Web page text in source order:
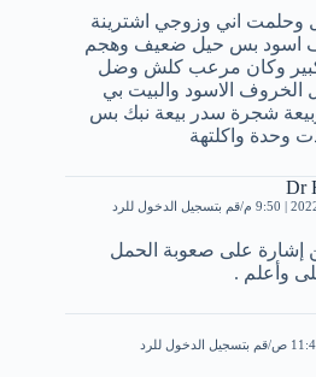
وحلمت اني وزوجي اشترينة
اسود بس حيل ضعيف وهجم
وكان مرعب كلش وضل
الخروف الاسود والبيت بي
شجرة سدر بيعة نبك بس
وحدة واكلتهة
Dr
قم بتسجيل الدخول للرد
إشارة على صعوبة الحمل
وأعلم .
قم بتسجيل الدخول للرد